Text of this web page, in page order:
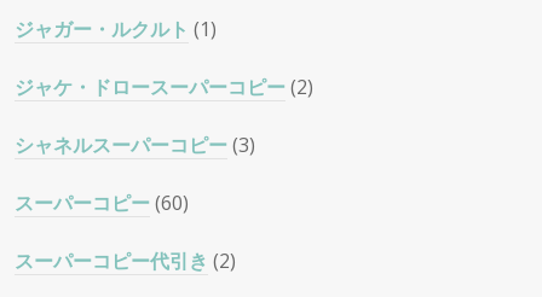
ジャガー・ルクルト (1)
ジャケ・ドロースーパーコピー(2)
シャネルスーパーコピー(3)
スーパーコピー(60)
スーパーコピー代引き (2)